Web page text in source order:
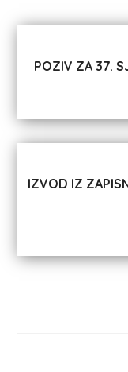
POZIV ZA 37.
IZVOD IZ